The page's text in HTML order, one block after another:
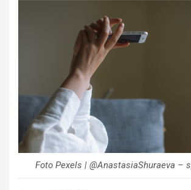
Foto Pexels | @AnastasiaShuraeva –